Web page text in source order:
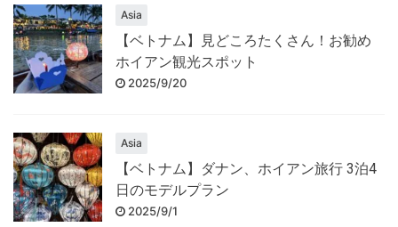
Asia
【ベトナム】見どころたくさん！お勧め
ホイアン観光スポット
2025/9/20
Asia
【ベトナム】ダナン、ホイアン旅行 3泊4
日のモデルプラン
2025/9/1